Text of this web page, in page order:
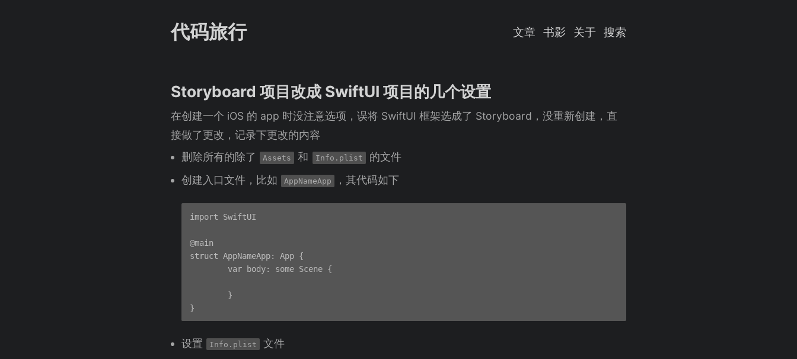
代码旅行 文章 书影 关于 搜索
Storyboard 项目改成 SwiftUI 项目的几个设置
在创建一个 iOS 的 app 时没注意选项，误将 SwiftUI 框架选成了 Storyboard，没重新创建，直
接做了更改，记录下更改的内容
删除所有的除了
Assets 和 Info.plist
的文件
创建入口文件，比如
AppNameApp ，其代码如下
import SwiftUI
@main
struct AppNameApp: App {
        var body: some Scene {
        }
设置 Info.plist
文件